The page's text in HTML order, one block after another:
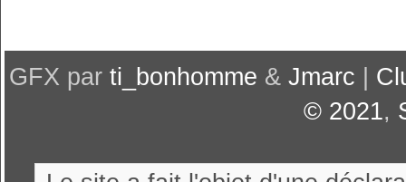
GFX par ti_bonhomme & Jmarc
© 2021,